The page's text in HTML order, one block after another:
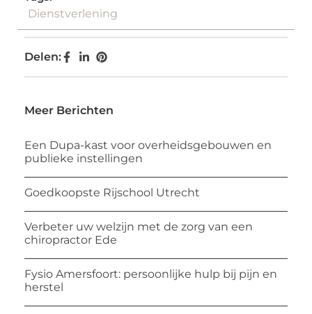
Dienstverlening
Delen:
Meer Berichten
Een Dupa-kast voor overheidsgebouwen en
publieke instellingen
Goedkoopste Rijschool Utrecht
Verbeter uw welzijn met de zorg van een
chiropractor Ede
Fysio Amersfoort: persoonlijke hulp bij pijn en
herstel